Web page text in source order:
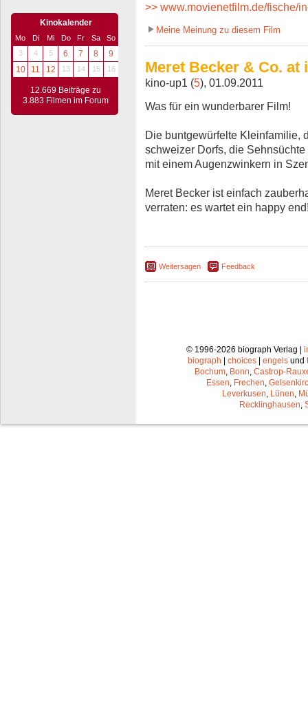
Kinokalender
Mo Di Mi Do Fr Sa
So
3
4 5 6 7 8
9
10
11 12 13 14 15 16
12.669 Beiträge zu
3.883 Filmen im Forum
>> www.movienetfilm.de/fische/
Meine Meinung zu diesem Film
Meret Becker & Co. at
kino-up1 (5), 01.09.2011
Was für ein wunderbarer Film!
Die buntgewürfelte Kleinfamilie,
schweizer Dorfs, die
mit einem Augenzwinkern in
Meret Becker ist einfach
verraten: es wartet ein happy
Weitersagen Feedback
© 1996-2026 biograph Verlag |
biograph
choices engels und
Bochum, Bonn, Castrop-
Essen, Frechen,
Leverkusen, Lünen,
Recklinghausen,